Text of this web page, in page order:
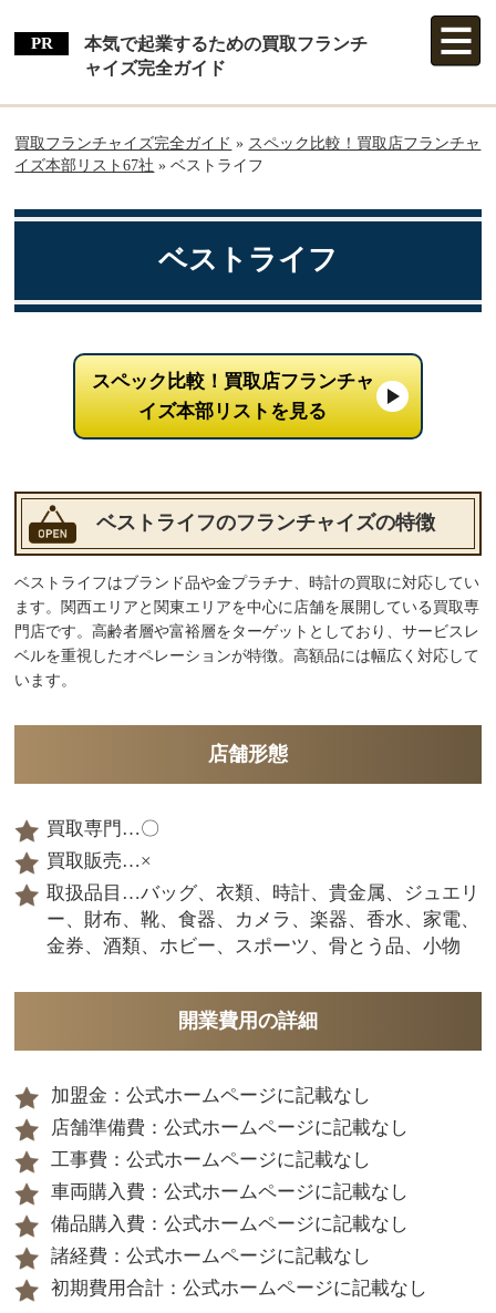
本気で起業するための買取フランチ
ャイズ完全ガイド
買取フランチャイズ完全ガイド » スペック比較！買取店フランチャ
イズ本部リスト67社 »ベストライフ
ベストライフ
スペック比較！買取店フランチャ
イズ本部リストを見る
ベストライフのフランチャイズの特徴
ベストライフはブランド品や金プラチナ、時計の買取に対応してい
ます。関西エリアと関東エリアを中心に店舗を展開している買取専
門店です。高齢者層や富裕層をターゲットとしており、サービスレ
ベルを重視したオペレーションが特徴。高額品には幅広く対応して
います。
店舗形態
買取専門…〇
買取販売…×
取扱品目…バッグ、衣類、時計、貴金属、ジュエリ
ー、財布、靴、食器、カメラ、楽器、香水、家電、
金券、酒類、ホビー、スポーツ、骨とう品、小物
開業費用の詳細
加盟金：公式ホームページに記載なし
店舗準備費：公式ホームページに記載なし
工事費：公式ホームページに記載なし
車両購入費：公式ホームページに記載なし
備品購入費：公式ホームページに記載なし
諸経費：公式ホームページに記載なし
初期費用合計：公式ホームページに記載なし